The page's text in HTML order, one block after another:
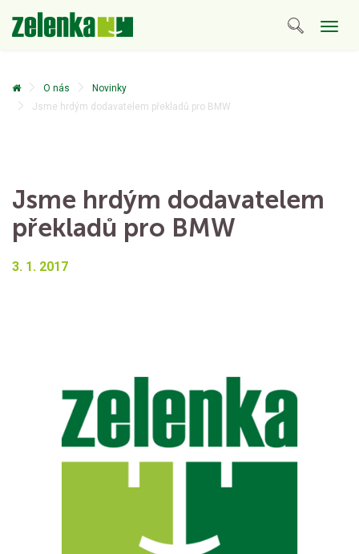
O nás
Novinky
Jsme hrdým dodavatelem překladů pro BMW
Jsme hrdým dodavatelem
překladů pro BMW
3. 1. 2017